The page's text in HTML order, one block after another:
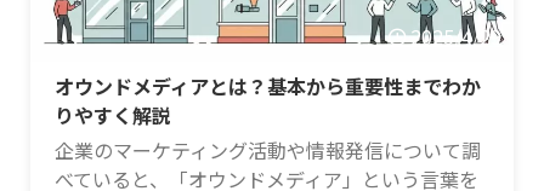
2025/4/29
オウンドメディアとは？基本から重要性までわか
りやすく解説
企業のマーケティング活動や情報発信について調
べていると、「オウンドメディア」という言葉を